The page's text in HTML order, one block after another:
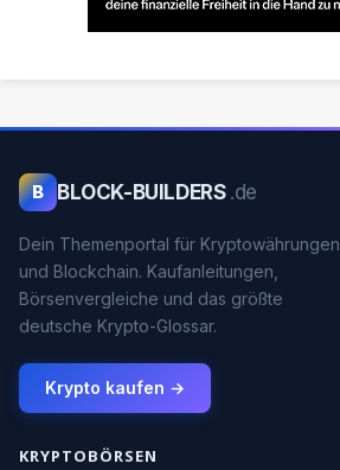
B BLOCK-BUILDERS .de
Dein Themenportal für Kryptowährungen
und Blockchain. Kaufanleitungen,
Börsenvergleiche und das größte
deutsche Krypto-Glossar.
Krypto kaufen →
KRYPTOBÖRSEN